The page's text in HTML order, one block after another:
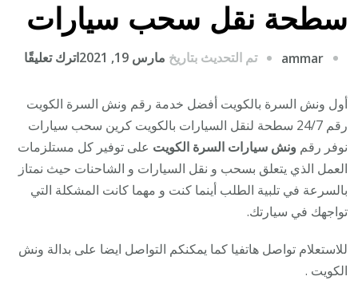
سطحة نقل سحب سيارات
ammar تم التحديث بتاريخ مارس 19, 2021 اترك تعليقًا
/
أول ونش السرة بالكويت أفضل خدمة رقم ونش السرة الكويت
رقم 24/7 سطحة لنقل السيارات بالكويت كرين سحب سيارات
نوفر رقم ونش سيارات السرة الكويت على توفير كل مستلزمات
العمل الذي يتعلق بسحب و نقل السيارات و الشاحنات حيث نمتاز
بالسرعة في تلبية الطلب أينما كنت و مهما كانت المشكلة التي
تواجهك في سيارتك.
للاستعلام تواصل هاتفيا كما يمكنكم التواصل ايضا على بدالة ونش
الكويت .